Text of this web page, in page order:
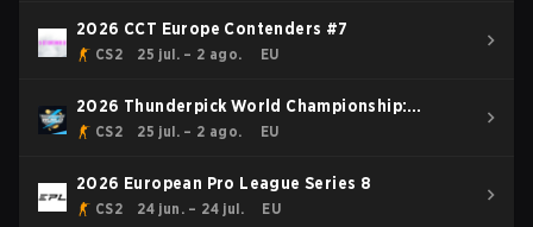
2026 CCT Europe Contenders #7
CS2 25 jul. – 2 ago. EU
2026 Thunderpick World Championship:
European Series #2
CS2 25 jul. – 2 ago. EU
2026 European Pro League Series 8
CS2 24 jun. – 24 jul. EU